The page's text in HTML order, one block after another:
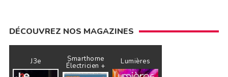
DÉCOUVREZ NOS MAGAZINES
J3e Smarthome
Électricien + Lumières